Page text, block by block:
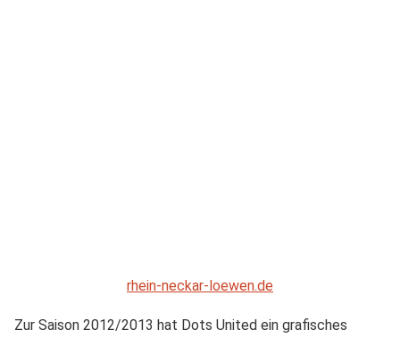
rhein-neckar-loewen.de
Zur Saison 2012/2013 hat Dots United ein grafisches